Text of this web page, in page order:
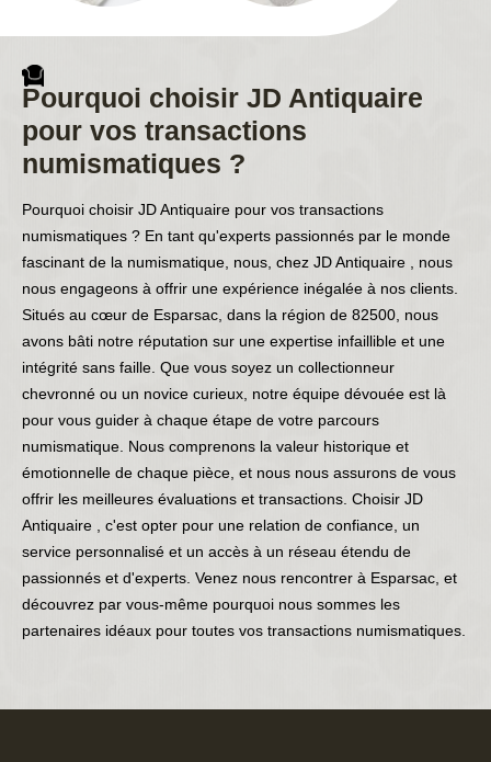
Pourquoi choisir JD Antiquaire
pour vos transactions
numismatiques ?
Pourquoi choisir JD Antiquaire pour vos transactions
numismatiques ? En tant qu'experts passionnés par le monde
fascinant de la numismatique, nous, chez JD Antiquaire , nous
nous engageons à offrir une expérience inégalée à nos clients.
Situés au cœur de Esparsac, dans la région de 82500, nous
avons bâti notre réputation sur une expertise infaillible et une
intégrité sans faille. Que vous soyez un collectionneur
chevronné ou un novice curieux, notre équipe dévouée est là
pour vous guider à chaque étape de votre parcours
numismatique. Nous comprenons la valeur historique et
émotionnelle de chaque pièce, et nous nous assurons de vous
offrir les meilleures évaluations et transactions. Choisir JD
Antiquaire , c'est opter pour une relation de confiance, un
service personnalisé et un accès à un réseau étendu de
passionnés et d'experts. Venez nous rencontrer à Esparsac, et
découvrez par vous-même pourquoi nous sommes les
partenaires idéaux pour toutes vos transactions numismatiques.